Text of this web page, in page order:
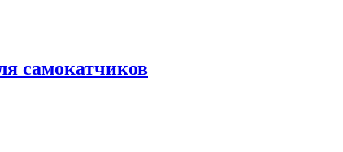
самокатчиков